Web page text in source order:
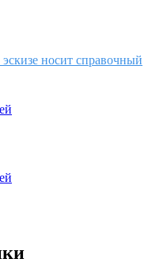
носит справочный